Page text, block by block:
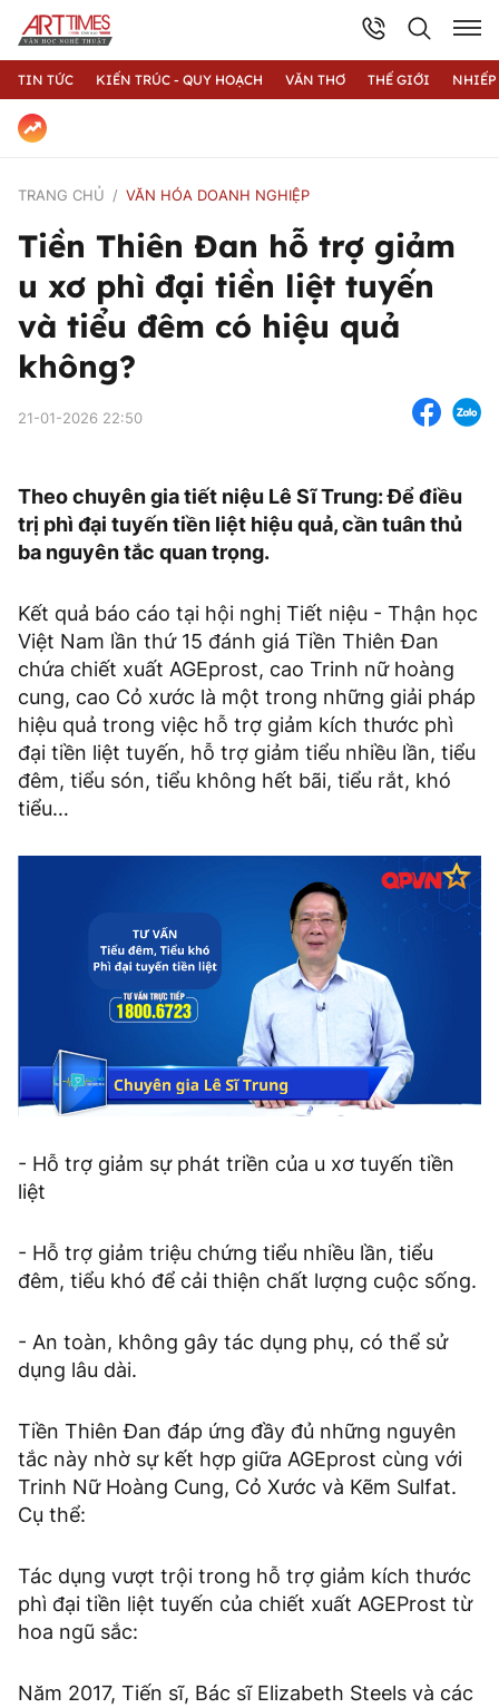
TIN TỨC KIẾN TRÚC - QUY HOẠCH VĂN THƠ THẾ GIỚI
TRANG CHỦ VĂN HÓA DOANH NGHIỆP
Tiền Thiên Đan hỗ trợ giảm
u xơ phì đại tiền liệt tuyến
và tiểu đêm có hiệu quả
không?
21-01-2026 22:50
Theo chuyên gia tiết niệu Lê Sĩ Trung: Để điều
trị phì đại tuyến tiền liệt hiệu quả, cần tuân thủ
ba nguyên tắc quan trọng.
Kết quả báo cáo tại hội nghị Tiết niệu - Thận học
Việt Nam lần thứ 15 đánh giá Tiền Thiên Đan
chứa chiết xuất AGEprost, cao Trinh nữ hoàng
cung, cao Cỏ xước là một trong những giải pháp
hiệu quả trong việc hỗ trợ giảm kích thước phì
đại tiền liệt tuyến, hỗ trợ giảm tiểu nhiều lần, tiểu
đêm, tiểu són, tiểu không hết bãi, tiểu rắt, khó
tiểu…
- Hỗ trợ giảm sự phát triền của u xơ tuyến tiền
liệt
- Hỗ trợ giảm triệu chứng tiểu nhiều lần, tiểu
đêm, tiểu khó để cải thiện chất lượng cuộc sống.
- An toàn, không gây tác dụng phụ, có thể sử
dụng lâu dài.
Tiền Thiên Đan đáp ứng đầy đủ những nguyên
tắc này nhờ sự kết hợp giữa AGEprost cùng với
Trinh Nữ Hoàng Cung, Cỏ Xước và Kẽm Sulfat.
Cụ thể:
Tác dụng vượt trội trong hỗ trợ giảm kích thước
phì đại tiền liệt tuyến của chiết xuất AGEProst từ
hoa ngũ sắc:
Năm 2017, Tiến sĩ, Bác sĩ Elizabeth Steels và các